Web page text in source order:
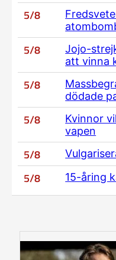
5/8
5/8
Jojo-
att vinna
5/8
dödade
5/8
Kvinnor
vapen
5/8
5/8 15-åring